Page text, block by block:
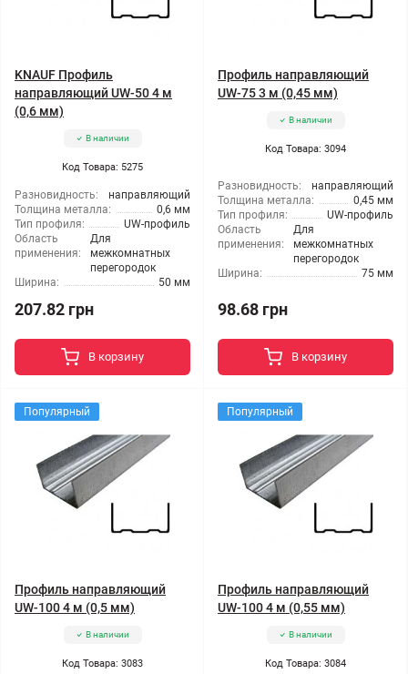
KNAUF Профиль
направляющий UW-50 4 м
(0,6 мм)
В наличии
Код Товара: 5275
Разновидность:
направляющий
Толщина металла:
0,6 мм
Тип профиля:
UW-профиль
Область
применения:
Для
межкомнатных
перегородок
Ширина:
50 мм
207.82 грн
В корзину
Профиль направляющий
UW-75 3 м (0,45 мм)
В наличии
Код Товара: 3094
Разновидность:
направляющий
Толщина металла:
0,45 мм
Тип профиля:
UW-профиль
Область
применения:
Для
межкомнатных
перегородок
Ширина:
75 мм
98.68 грн
В корзину
Популярный
Профиль направляющий
UW-100 4 м (0,5 мм)
В наличии
Код Товара: 3083
Популярный
Профиль направляющий
UW-100 4 м (0,55 мм)
В наличии
Код Товара: 3084